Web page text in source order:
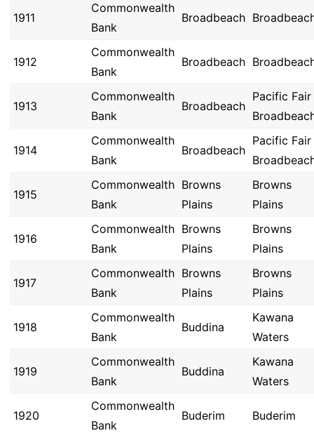
1911
Commonwealth
Bank
Broadbeach
1912
Commonwealth
Bank
Broadbeach
1913
Commonwealth
Bank
Broadbeach
Pacific Fair
1914
Commonwealth
Bank
Broadbeach
Pacific Fair
1915
Commonwealth
Bank
Browns
Plains
Browns
Plains
1916
Commonwealth
Bank
Browns
Plains
Browns
Plains
1917
Commonwealth
Bank
Browns
Plains
Browns
Plains
1918
Commonwealth
Bank
Buddina
Kawana
Waters
1919
Commonwealth
Bank
Buddina
Kawana
Waters
1920
Commonwealth
Bank
Buderim Buderim